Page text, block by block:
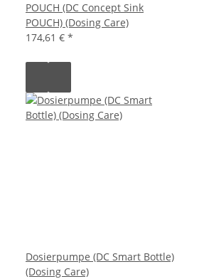
POUCH (DC Concept Sink
POUCH) (Dosing Care)
174,61 € *
Dosierpumpe (DC Smart Bottle)
(Dosing Care)